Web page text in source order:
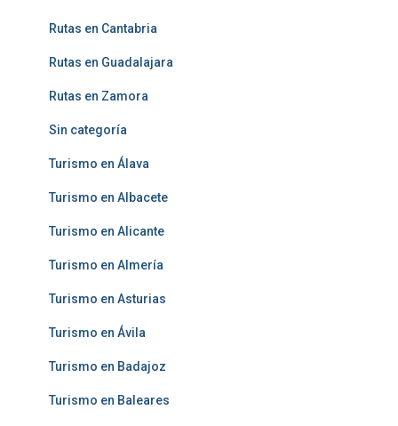
Rutas en Cantabria
Rutas en Guadalajara
Rutas en Zamora
Sin categoría
Turismo en Álava
Turismo en Albacete
Turismo en Alicante
Turismo en Almería
Turismo en Asturias
Turismo en Ávila
Turismo en Badajoz
Turismo en Baleares